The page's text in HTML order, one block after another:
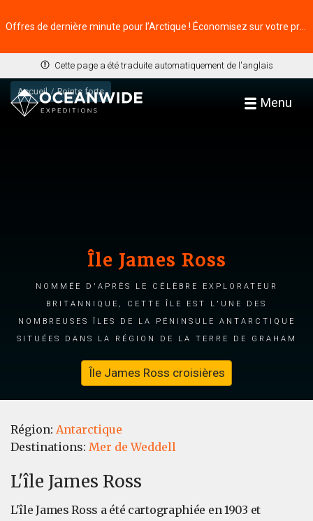
Cette page a été traduite automatiquement de l'anglais
Menu
Accueil Points forts
Île James Ross
Nommée d'après le célèbre explorateur
britannique, cette île est l'une des
nombreuses îles de la péninsule antarctique
situées dans la région de la Terre de Graham
Île James Ross croisières
Région: Antarctique
Destinations: Mer de Weddell
L'île James Ross
L'île James Ross a été cartographiée en 1903 et